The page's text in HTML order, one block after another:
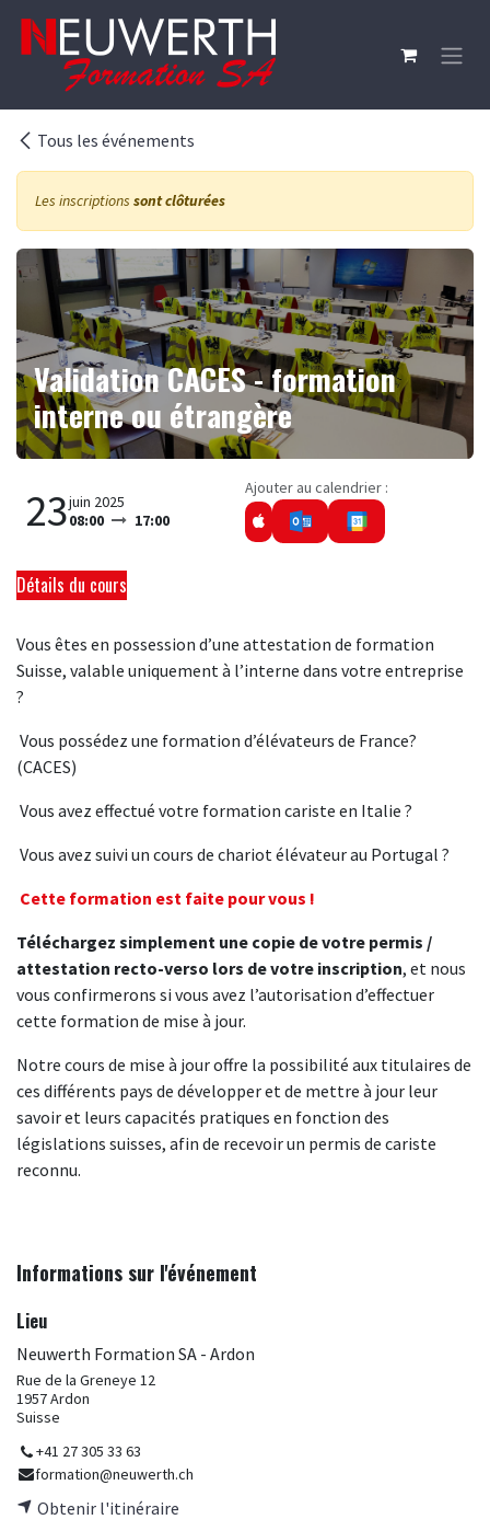
Tous les événements
Les inscriptions sont clôturées
Validation CACES - formation
interne ou étrangère
23juin 2025
08:00
17:00
Ajouter au calendrier :
Détails du cours
Vous êtes en possession d’une attestation de formation
Suisse, valable uniquement à l’interne dans votre entreprise
?
Vous possédez une formation d’élévateurs de France?
(CACES)
Vous avez effectué votre formation cariste en Italie ?
Vous avez suivi un cours de chariot élévateur au Portugal ?
Cette formation est faite pour vous !
Téléchargez simplement une copie de votre permis /
attestation recto-verso lors de votre inscription, et nous
vous confirmerons si vous avez l’autorisation d’effectuer
cette formation de mise à jour.
Notre cours de mise à jour offre la possibilité aux titulaires de
ces différents pays de développer et de mettre à jour leur
savoir et leurs capacités pratiques en fonction des
législations suisses, afin de recevoir un permis de cariste
reconnu.
Informations sur l'événement
Lieu
Neuwerth Formation SA - Ardon
Rue de la Greneye 12
1957 Ardon
Suisse
+41 27 305 33 63
formation@neuwerth.ch
Obtenir l'itinéraire